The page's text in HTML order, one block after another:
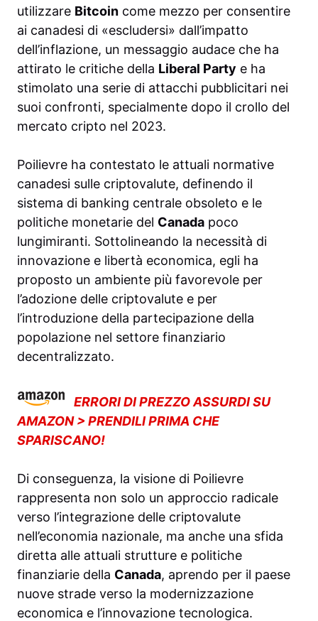
utilizzare Bitcoin come mezzo per consentire
ai canadesi di «escludersi» dall’impatto
dell’inflazione, un messaggio audace che ha
attirato le critiche della Liberal Party e ha
stimolato una serie di attacchi pubblicitari nei
suoi confronti, specialmente dopo il crollo del
mercato cripto nel 2023.
Poilievre ha contestato le attuali normative
canadesi sulle criptovalute, definendo il
sistema di banking centrale obsoleto e le
politiche monetarie del Canada poco
lungimiranti. Sottolineando la necessità di
innovazione e libertà economica, egli ha
proposto un ambiente più favorevole per
l’adozione delle criptovalute e per
l’introduzione della partecipazione della
popolazione nel settore finanziario
decentralizzato.
ERRORI DI PREZZO ASSURDI SU
AMAZON > PRENDILI PRIMA CHE
SPARISCANO!
Di conseguenza, la visione di Poilievre
rappresenta non solo un approccio radicale
verso l’integrazione delle criptovalute
nell’economia nazionale, ma anche una sfida
diretta alle attuali strutture e politiche
finanziarie della Canada, aprendo per il paese
nuove strade verso la modernizzazione
economica e l’innovazione tecnologica.